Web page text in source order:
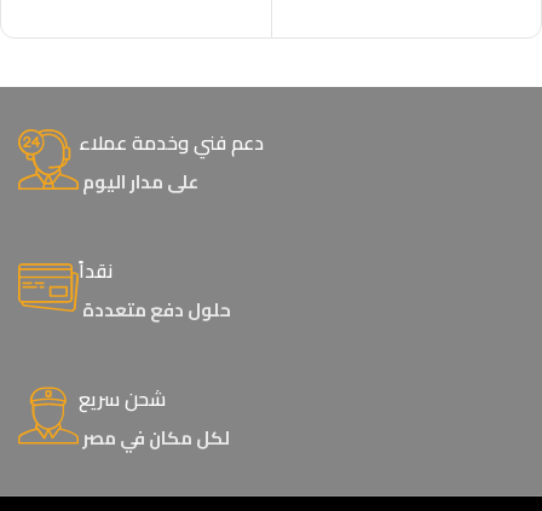
دعم فني وخدمة عملاء
على مدار اليوم
نقداً
حلول دفع متعددة
شحن سريع
لكل مكان في مصر